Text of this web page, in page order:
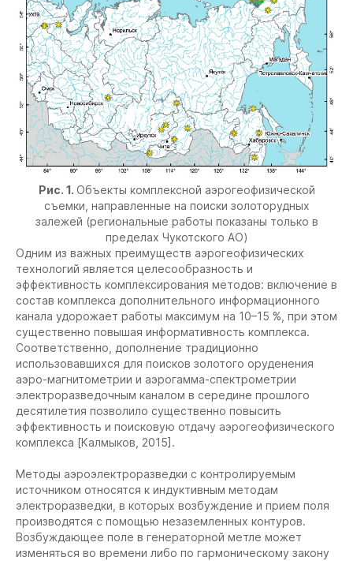
Рис. 1. Объекты комплексной аэрогеофизической
съемки, направленные на поиски золоторудных
залежей (региональные работы показаны только в
пределах Чукотского АО)
Одним из важных преимуществ аэрогеофизических
технологий является целесообразность и
эффективность комплексирования методов: включение в
состав комплекса дополнительного информационного
канала удорожает работы максимум на 10–15 %, при этом
существенно повышая информативность комплекса.
Соответственно, дополнение традиционно
использовавшихся для поисков золотого оруденения
аэро-магнитометрии и аэрогамма-спектрометрии
электроразведочным каналом в середине прошлого
десятилетия позволило существенно повысить
эффективность и поисковую отдачу аэрогеофизического
комплекса [Калмыков, 2015].
Методы аэроэлектроразведки с контролируемым
источником относятся к индуктивным методам
электроразведки, в которых возбуждение и прием поля
производятся с помощью незаземленных контуров.
Возбуждающее поле в генераторной метле может
изменяться во времени либо по гармоническому закону